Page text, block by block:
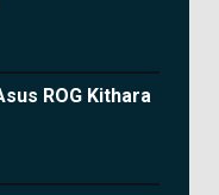
ROG Kithara